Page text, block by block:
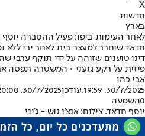
X
חדשות
בארץ
לאחר העימות ביפו: פעיל ההסברה
חדאד שוחרר למעצר בית לאחר ירי ללא
דינו טוענים שזוהה על ידי תוקף ערבי
פיזית על רקע גזעני • המשטרה תפסה
אבי כהן
30/7/2025, 19:59
,עודכן30/7/2025, 20:00
0השמעה
יוסף חדאד. צילום: אנצ'ו גוש - ג'יני